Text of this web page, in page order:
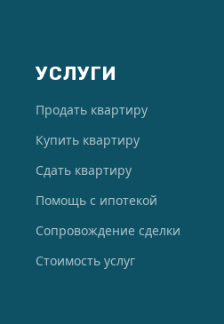
УСЛУГИ
Продать квартиру
Купить квартиру
Сдать квартиру
Помощь с ипотекой
Сопровождение сделки
Стоимость услуг